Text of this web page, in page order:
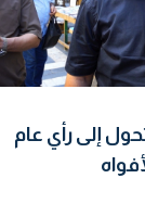
إلى رأي عام